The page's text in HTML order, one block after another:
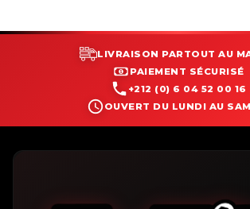
LIVRAISON PARTOUT AU
PAIEMENT SÉCURISÉ
+212 (0) 6 04 52 00 16
OUVERT DU LUNDI AU